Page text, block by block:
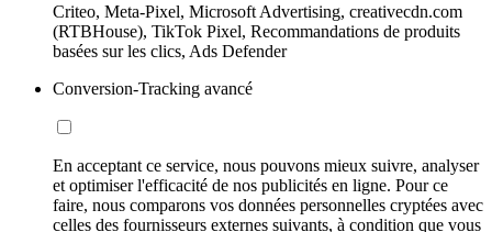
Criteo, Meta-Pixel, Microsoft Advertising, creativecdn.com
(RTBHouse), TikTok Pixel, Recommandations de produits
basées sur les clics, Ads Defender
Conversion-Tracking avancé
En acceptant ce service, nous pouvons mieux suivre, analyser
et optimiser l'efficacité de nos publicités en ligne. Pour ce
faire, nous comparons vos données personnelles cryptées avec
celles des fournisseurs externes suivants, à condition que vous